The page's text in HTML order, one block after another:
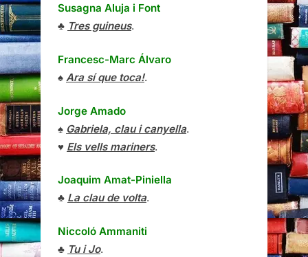
Susagna Aluja i Font
♣ Tres guineus.
Francesc-Marc Álvaro
♠ Ara sí que toca!.
Jorge Amado
♠ Gabriela, clau i canyella.
♥ Els vells mariners.
Joaquim Amat-Piniella
♣ La clau de volta.
Niccoló Ammaniti
♣ Tu i Jo.